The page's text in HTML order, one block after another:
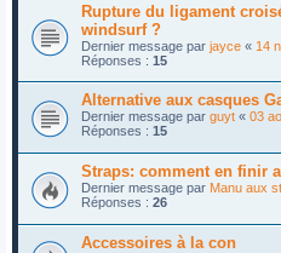
Rupture du ligament
windsurf ?
Dernier message par jayce « 14
Réponses : 15
Alternative aux casques
Dernier message par guyt « 03
Réponses : 15
Straps: comment en finir
Dernier message par Manu aux
Réponses : 26
Accessoires à la con